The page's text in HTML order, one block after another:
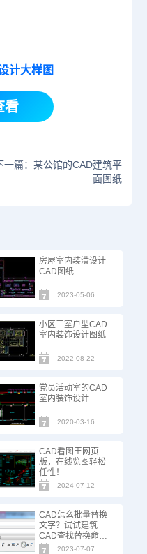
计大样图
看
一篇：某公馆的CAD建筑平
面图纸
房屋室内装潢设计
CAD图纸
2023-05-06
小区三室户型CAD
室内装饰设计图纸
2022-08-22
党员活动室的CAD
室内装饰设计
2020-03-16
CAD看图王网页
版，在线览图轻松
任性！
2024-07-12
CAD怎么批量替换
文字？试试建筑
CAD查找替换命
令！
2023-07-07